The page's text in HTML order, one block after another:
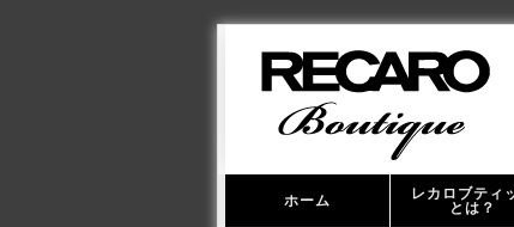
ホーム
レカロブティ
とは？